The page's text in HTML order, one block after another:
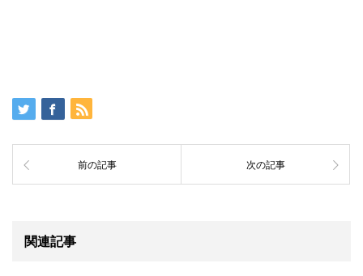
前の記事 次の記事
関連記事